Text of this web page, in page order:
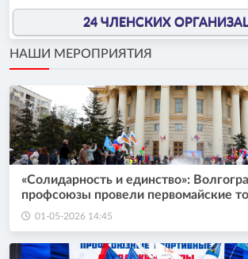
24 ЧЛЕНСКИХ
НАШИ МЕРОПРИЯТИЯ
«Солидарность и единство»:
профсоюзы провели первомайские
01-05-2026 14:45